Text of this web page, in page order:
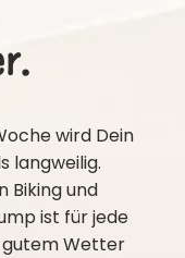
wird Dein
langweilig.
Biking und
ist für jede
gutem Wetter